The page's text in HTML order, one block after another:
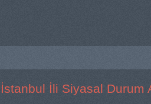
İstanbul İli Siyasal Durum